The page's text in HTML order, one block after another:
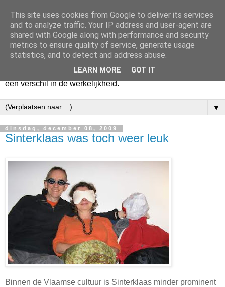
Harry
Hier vertel ik wat ik kwijt wil. Hier zeg ik wat ik gezegd wil
hebben. Voor mijzelf. Misschien voor jou. Zolang het mijn
hart lucht en mijn geest verheldert. En mogelijk maakt het
een verschil in de werkelijkheid.
▼
dinsdag, december 08, 2009
Sinterklaas was toch weer leuk
Binnen de Vlaamse cultuur is Sinterklaas minder prominent
This site uses cookies from Google to deliver its services
and to analyze traffic. Your IP address and user-agent are
shared with Google along with performance and security
metrics to ensure quality of service, generate usage
statistics, and to detect and address abuse.
LEARN MORE GOT IT